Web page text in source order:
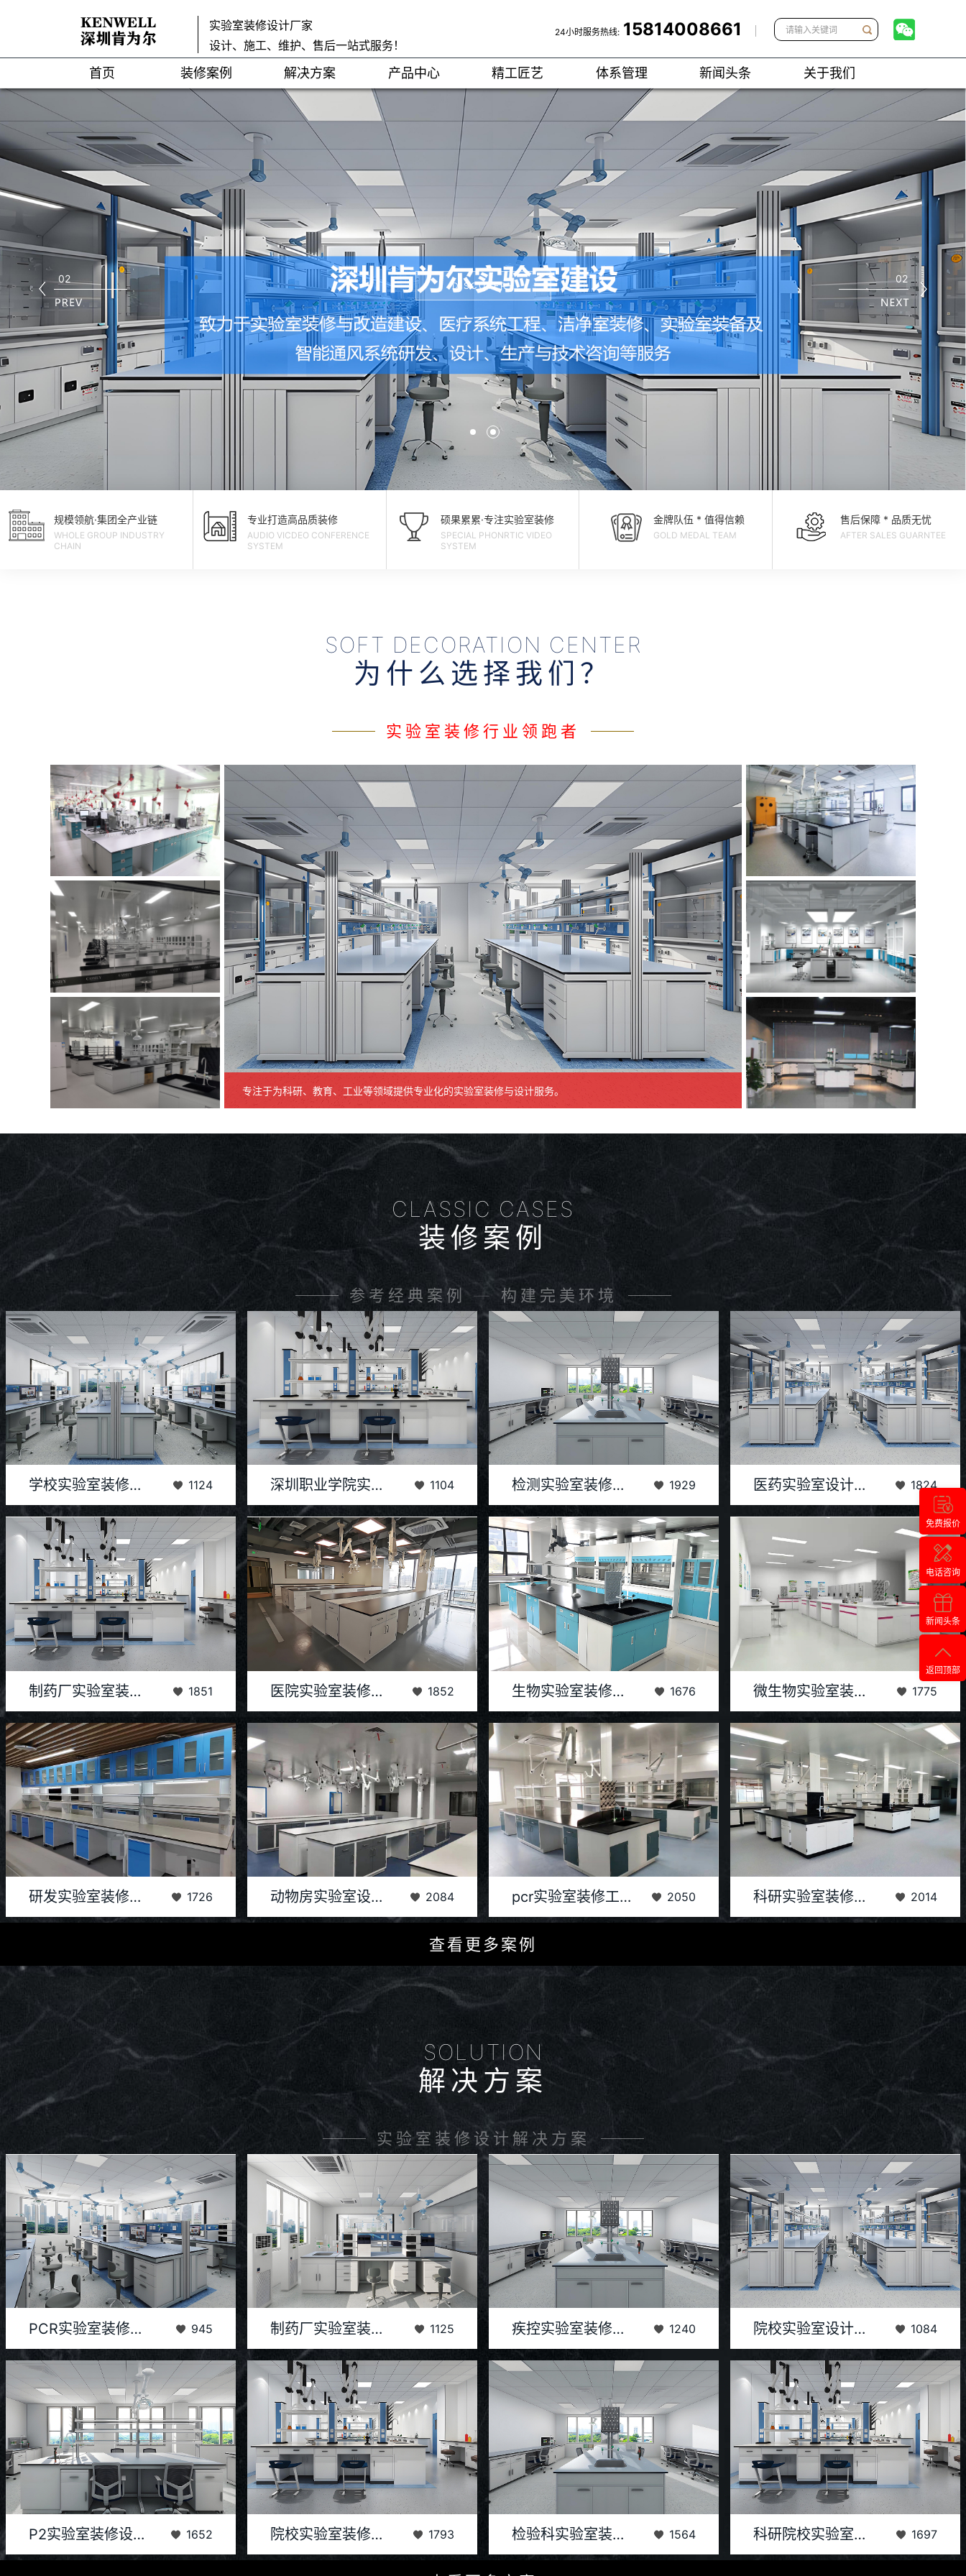
实验室装修设计厂家
设计、施工、维护、售后一站式服务！
24小时服务热线: 15814008661
首页 装修案例 解决方案 产品中心 精工匠艺 体系管理 新闻头条 关于我们
DISCOVERY
02 02
规模领航·集团全产业链
WHOLE GROUP INDUSTRY
CHAIN
专业打造高品质装修
AUDIO VICDEO CONFERENCE
SYSTEM
硕果累累·专注实验室装修
SPECIAL PHONRTIC VIDEO
SYSTEM
金牌队伍 * 值得信赖
GOLD MEDAL TEAM
售后保障 * 品质无忧
AFTER SALES GUARNTEE
SOFT DECORATION CENTER
为什么选择我们？
实验室装修行业领跑者
理化生实验室装修
学校实验室装修
专注于为科研、教育、工业等领域提供专业化的实验室装修与设计服务。
p3实验室装修公司
pcr实验室装修价格
CLASSIC CASES
装修案例
参考经典案例 — 构建完美环境
随着科学技术的飞速发展和教育改革的不断深入，实
验教学在培养学生创新精神和实践能力方面的作用日
益凸显。...
学校实验室装修工程案例 1124
深圳职业技术学院（以下简称“深职院”）作为国家示
范性高等职业院校，始终致力于培养高素质技术技能
人才。...
深圳职业学院实验室装修建设工程 1104
检测实验室的设计与装修是一个高度专业化的过程，
旨在创建一个安全、高效、精确且符合行业标准的测
试环境。...
检测实验室装修设计 1929
医药实验室设计装修是一个高度专业化且细致入微的
过程，旨在创建一个安全、高效、符合法规要求的科
研环境。...
医药实验室设计装修 1824
格的过程，旨在确保实验室环境能够满足药品研发、
质量控制...
制药厂实验室装修设计 1851
化、高效能的科研与检测环境。项目团队深入调研，
精心设计，...
医院实验室装修建设 1852
操作、生物安全、实验流程等。采用先进的装修材料
和工艺，...
生物实验室装修设计 1676
微生物实验室作为科学探索与技术应用的前沿阵地，
其装修设计的重要性不言而喻。一个精心规划、科学
布局的微...
微生物实验室装修设计 1775
研发实验室装修建设是一个从规划到实施的全过程，
旨在打造一个功能齐全、安全高效的科研环境。该案
研发实验室装修建设 1726
​该动物房实验室设计装修注重功能性与舒适性的结
合，为实验动物提供了理想的生存环境。实验室内设
动物房实验室设计装修 2084
实验室设计装修后的实验室布局合理，分为试剂准备
区、样本制备区、PCR扩增区和产物分析区，各区域
pcr实验室装修工程 2050
科研实验室的装修设计至关重要，它不仅要满足实验
功能需求，还需确保科研人员的工作安全与舒适度。
科研实验室装修设计 2014
查看更多案例
SOLUTION
解决方案
实验室装修设计解决方案
建设方案的科学性和合理性直接关系到实验结果的准
确性和...
PCR实验室装修建设方案 945
发、质量控制及生产验证的核心场所，其装修建设的
重要性日...
制药厂实验室装修建设方案 1125
综合考虑实验室的功能性、安全性和可持续性。通过
合理的布...
疾控实验室装修设计方案 1240
不仅关乎实验活动的顺利进行，更直接影响到科研成
果的质...
院校实验室设计装修方案 1084
​P2实验室，即二级生物安全实验室，是进行生物学研
究、教学和检测的重要场所。这类实验室的设计装修
P2实验室装修设计解决方案 1652
院校实验室作为科研与教学的重要场所，其装修设计
不仅关乎实验环境的舒适性、安全性，还直接影响到
院校实验室装修设计解决方案 1793
检验科实验室是医院或科研机构中进行各种生化、免
疫、微生物等检验的重要场所，其装修设计不仅关乎
检验科实验室装修设计解决方案 1564
科研院校实验室是科学研究和技术创新的重要场所，
其装修设计不仅要满足基本的实验需求，还要考虑到
科研院校实验室装修设计解决方案 1697
免费报价
电话咨询
新闻头条
返回顶部